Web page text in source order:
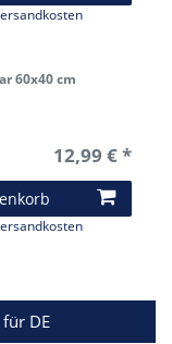
60x40 cm
12,99 € *
DE